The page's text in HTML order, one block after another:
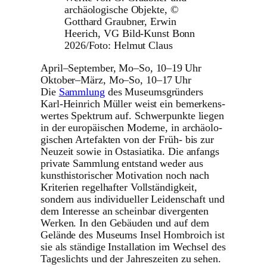
archäologische Objekte, ©
Gotthard Graubner, Erwin
Heerich, VG Bild-Kunst Bonn
2026/Foto: Helmut Claus
April–September, Mo–So, 10–19 Uhr
Oktober–März, Mo–So, 10–17 Uhr
Die Sammlung des Muse­ums­grün­ders
Karl-Heinrich Müller weist ein bemer­kens­
wertes Spektrum auf. Schwer­punkte liegen
in der euro­päi­schen Moderne, in archäo­lo­
gi­schen Arte­fakten von der Früh- bis zur
Neuzeit sowie in Ostasia­tika. Die anfangs
private Sammlung entstand weder aus
kunst­his­to­ri­scher Moti­va­tion noch nach
Kriterien regel­hafter Voll­stän­dig­keit,
sondern aus indi­vi­du­eller Leiden­schaft und
dem Interesse an scheinbar diver­genten
Werken. In den Gebäuden und auf dem
Gelände des Museums Insel Hombroich ist
sie als ständige Instal­la­tion im Wechsel des
Tages­lichts und der Jahres­zeiten zu sehen.